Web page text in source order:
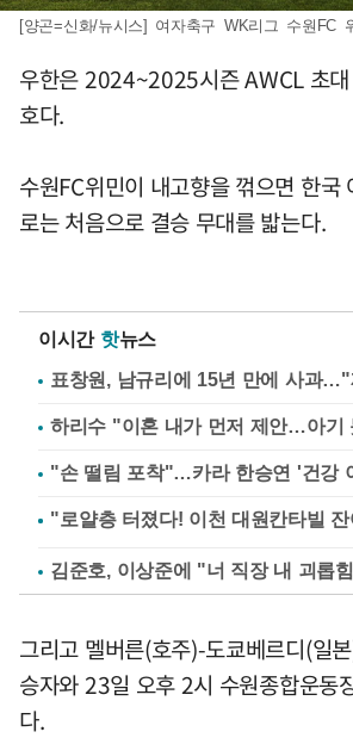
[양곤=신화/뉴시스] 여자축구 WK리그 수원FC
우한은 2024~2025시즌 AWCL 초
호다.
수원FC위민이 내고향을 꺾으면 한국
로는 처음으로 결승 무대를 밟는다.
이시간 핫뉴스
표창원, 남규리에 15년 만에 사과
하리수 "이혼 내가 먼저 제안…아기
"손 떨림 포착"…카라 한승연 '건강
김준호, 이상준에 "너 직장 내 괴롭
그리고 멜버른(호주)-도쿄베르디(일
승자와 23일 오후 2시 수원종합운동
다.